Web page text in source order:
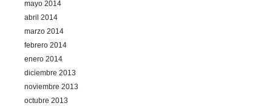
mayo 2014
abril 2014
marzo 2014
febrero 2014
enero 2014
diciembre 2013
noviembre 2013
octubre 2013